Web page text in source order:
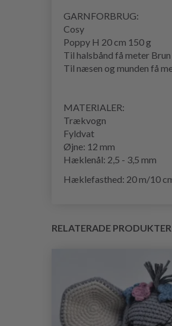
GARNFORBRUG:
Cosy
Poppy H 20 cm 150 g
Til halsbånd få meter Brun
Til næsen og munden få
MATERIALER:
Trækvogn
Fyldvat
Øjne: 12 mm
Hæklenål: 2,5 - 3,5 mm
Hæklefasthed: 20 m/10
RELATERADE PRODUKTER